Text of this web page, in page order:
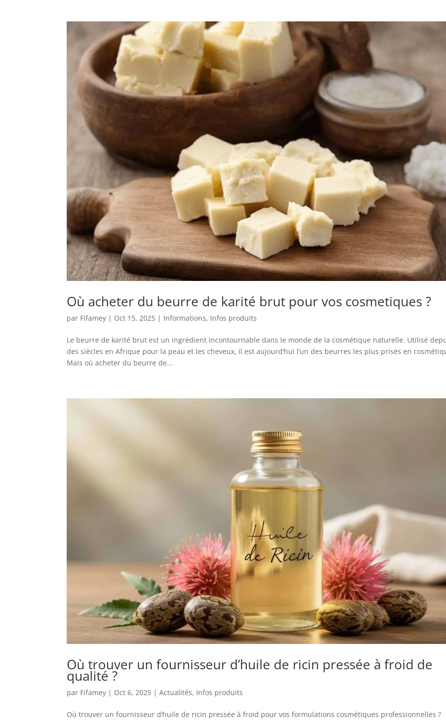
Où acheter du beurre de karité brut pour vos cosmetiques ?
par Fifamey | Oct 15, 2025 | Informations, Infos produits
Le beurre de karité brut est un ingrédient incontournable dans le monde de la cosmétique naturelle. Utilisé
des siècles en Afrique pour la peau et les cheveux, il est aujourd’hui l’un des beurres les plus prisés en
Mais où acheter du beurre de...
Où trouver un fournisseur d’huile de ricin pressée à froid de
qualité ?
par Fifamey | Oct 6, 2025 |Actualités, Infos produits
Où trouver un fournisseur d’huile de ricin pressée à froid pour vos formulations cosmétiques professionnelles ?